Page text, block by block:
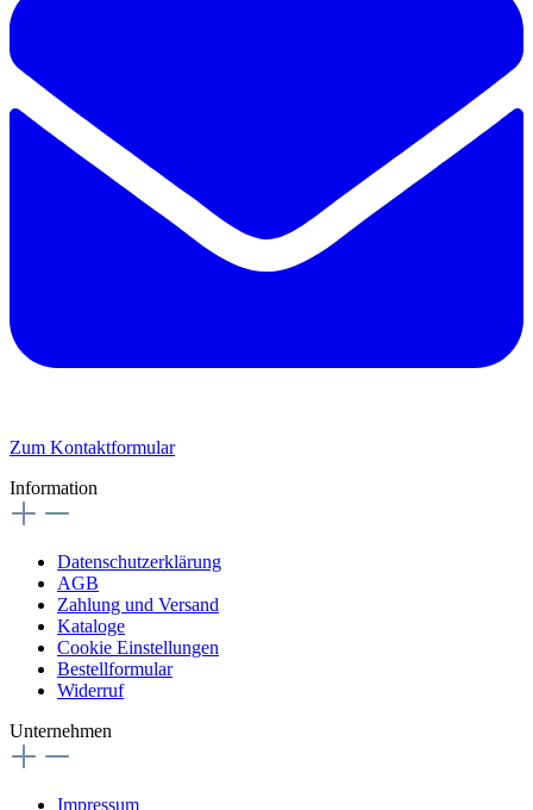
Zum Kontaktformular
Information
Datenschutzerklärung
AGB
Zahlung und Versand
Kataloge
Cookie Einstellungen
Bestellformular
Widerruf
Unternehmen
Impressum